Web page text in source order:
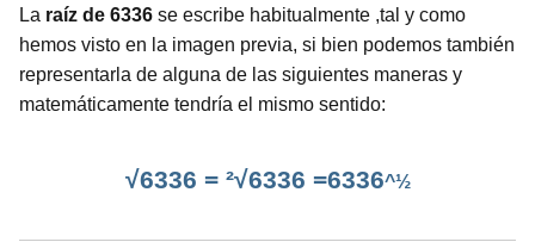
La raíz de 6336 se escribe habitualmente ,tal y como
hemos visto en la imagen previa, si bien podemos también
representarla de alguna de las siguientes maneras y
matemáticamente tendría el mismo sentido:
√6336 = ²√6336 =6336^½